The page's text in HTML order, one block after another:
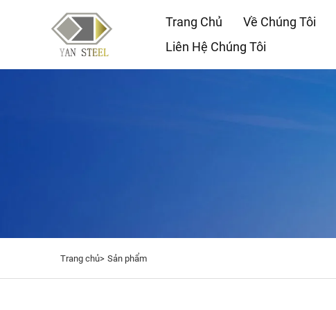
Trang Chủ Về Chúng Tôi
Liên Hệ Chúng Tôi
Trang chủ> Sản phẩm